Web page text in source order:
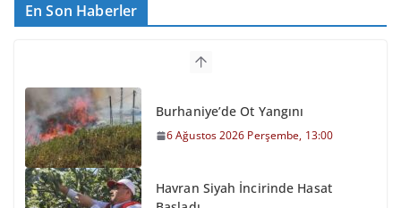
En Son Haberler
Burhaniye’de Ot Yangını
6 Ağustos 2026 Perşembe, 13:00
Havran Siyah İncirinde Hasat